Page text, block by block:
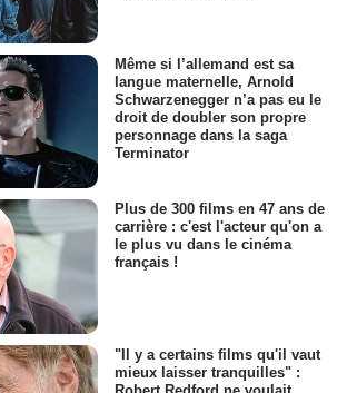
Même si l’allemand est sa
langue maternelle, Arnold
Schwarzenegger n’a pas eu le
droit de doubler son propre
personnage dans la saga
Terminator
Plus de 300 films en 47 ans de
carrière : c'est l'acteur qu'on a
le plus vu dans le cinéma
français !
"Il y a certains films qu'il vaut
mieux laisser tranquilles" :